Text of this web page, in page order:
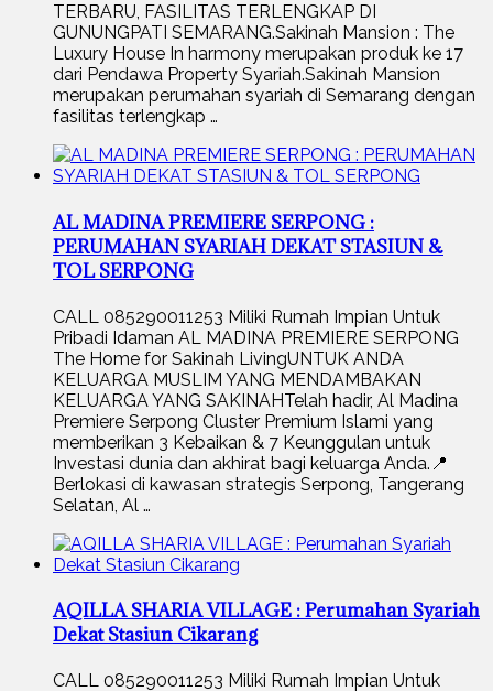
TERBARU, FASILITAS TERLENGKAP DI
GUNUNGPATI SEMARANG.Sakinah Mansion : The
Luxury House In harmony merupakan produk ke 17
dari Pendawa Property Syariah.Sakinah Mansion
merupakan perumahan syariah di Semarang dengan
fasilitas terlengkap …
AL MADINA PREMIERE SERPONG :
PERUMAHAN SYARIAH DEKAT STASIUN &
TOL SERPONG
CALL 085290011253 Miliki Rumah Impian Untuk
Pribadi Idaman AL MADINA PREMIERE SERPONG
The Home for Sakinah LivingUNTUK ANDA
KELUARGA MUSLIM YANG MENDAMBAKAN
KELUARGA YANG SAKINAHTelah hadir, Al Madina
Premiere Serpong Cluster Premium Islami yang
memberikan 3 Kebaikan & 7 Keunggulan untuk
Investasi dunia dan akhirat bagi keluarga Anda.📍
Berlokasi di kawasan strategis Serpong, Tangerang
Selatan, Al …
AQILLA SHARIA VILLAGE : Perumahan Syariah
Dekat Stasiun Cikarang
CALL 085290011253 Miliki Rumah Impian Untuk